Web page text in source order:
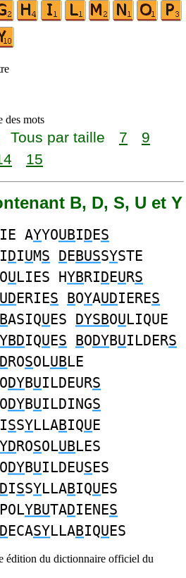
des mots
Tous par taille 7
9
15
B, D, S, U et Y
AYYOUBIDES
IDIUMS DEBUSSYSTE
OULIES HYBRIDEURS
UDERIES BOYAUDIERES
ASIQUES DYSBOULIQUE
YBDIQUES BODYBUILDERS
ROSOLUBLE
ODYBUILDEURS
ODYBUILDINGS
ISSYLLABIQUE
YDROSOLUBLES
ODYBUILDEUSES
DISSYLLABIQUES
POLYBUTADIENES
DECASYLLABIQUES
édition du dictionnaire officiel du